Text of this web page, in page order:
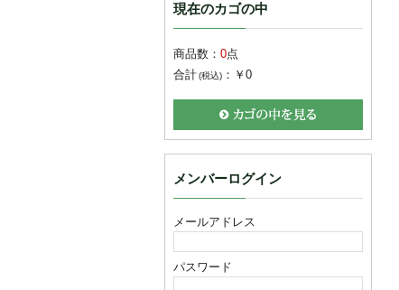
現在のカゴの中
商品数： 0点
合計(税込) ： ￥0
メンバーログイン
メールアドレス
パスワード